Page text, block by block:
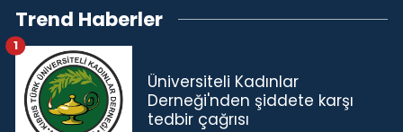
Trend Haberler
Üniversiteli Kadınlar
Derneği'nden şiddete karşı
tedbir çağrısı
1